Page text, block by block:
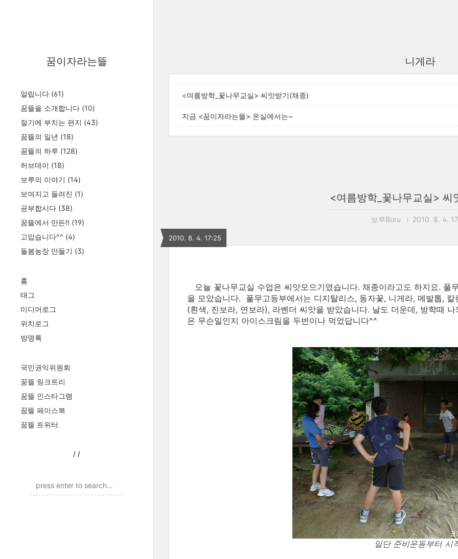
꿈이자라는뜰
알립니다 (61)
꿈뜰을 소개합니다 (10)
절기에 부치는 편지 (43)
꿈뜰의 일년 (18)
꿈뜰의 하루 (128)
허브데이 (18)
보루의 이야기 (14)
보여지고 들려진 (1)
공부합시다 (38)
꿈뜰에서 만든!! (19)
고맙습니다^^ (4)
돌봄농장 만들기 (3)
홈
태그
미디어로그
위치로그
방명록
국민권익위원회
꿈뜰 링크트리
꿈뜰 인스타그램
꿈뜰 페이스북
꿈뜰 트위터
/ /
니게라
<여름방학_꽃나무교실> 씨앗받기(채종)
지금 <꿈이자라는뜰> 온실에서는~
<여름방학_꽃나무교실> 씨
보루Boru 2010. 8. 4.
2010. 8. 4. 17:25
오늘 꽃나무교실 수업은 씨앗모으기였습니다. 채종이라고도 하지요. 풀
을 모았습니다. 풀무고등부에서는 디지탈리스, 동자꽃, 니게라, 메발톱,
(흰색, 진보라, 연보라), 라벤더 씨앗을 받았습니다. 날도 더운데, 방학때
은 무슨일인지 아이스크림을 두번이나 먹었답니다^^
일단 준비운동부터 시